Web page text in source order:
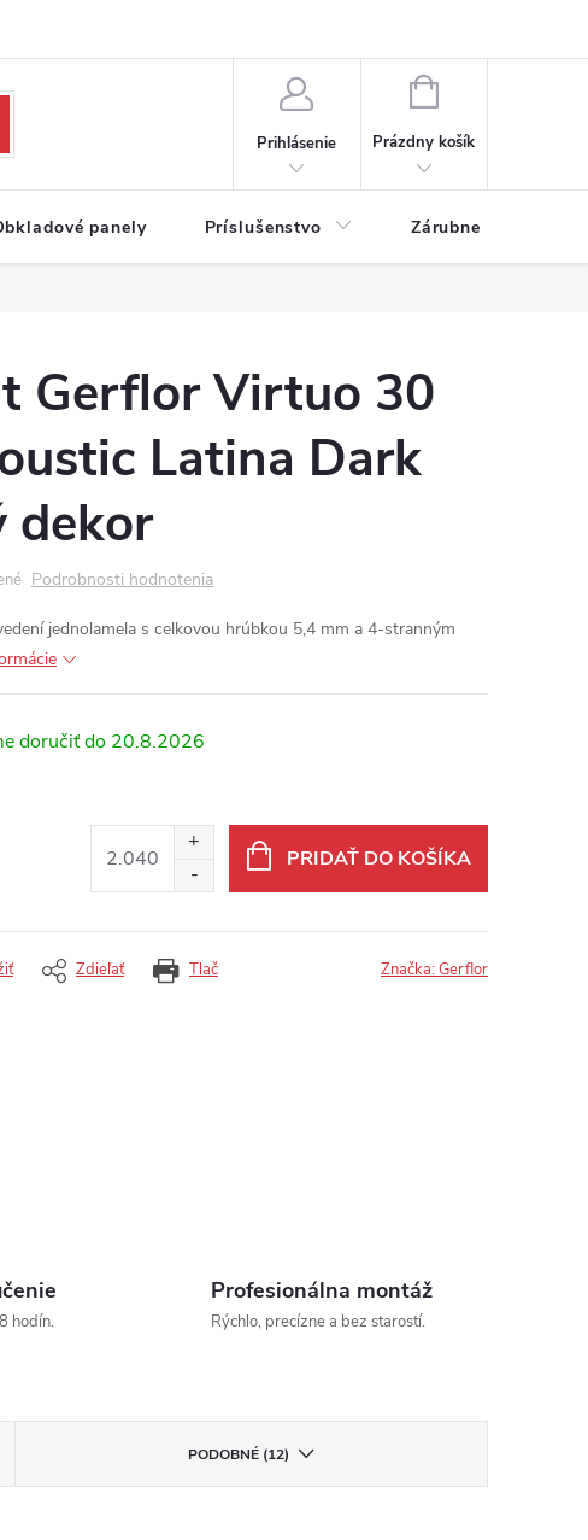
ochrany osobných údajov
Prihlásenie
NÁKUPNÝ KOŠÍK
Prázdny košík
panely Príslušenstvo Zárubne
Gerflor Virtuo 30
Latina Dark
dekor
Podrobnosti hodnotenia
jednolamela s celkovou hrúbkou 5,4 mm a 4-stranným
20.8.2026
PRIDAŤ DO KOŠÍKA
Tlač
Zdieľať Značka:Gerflor
hodín.
Profesionálna montáž
Rýchlo, precízne a bez starostí.
PODOBNÉ (12)